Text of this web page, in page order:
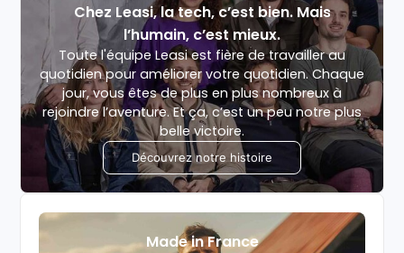
Chez Leasi, la tech, c’est bien. Mais
l’humain, c’est mieux.
Toute l'équipe Leasi est fière de travailler au
quotidien pour améliorer votre quotidien. Chaque
jour, vous êtes de plus en plus nombreux à
rejoindre l’aventure. Et ça, c’est un peu notre plus
belle victoire.
Découvrez notre histoire
Made in France